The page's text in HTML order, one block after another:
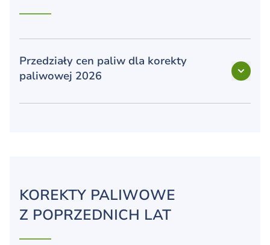
Przedziały cen paliw dla korekty
paliwowej 2026
KOREKTY PALIWOWE
Z POPRZEDNICH LAT